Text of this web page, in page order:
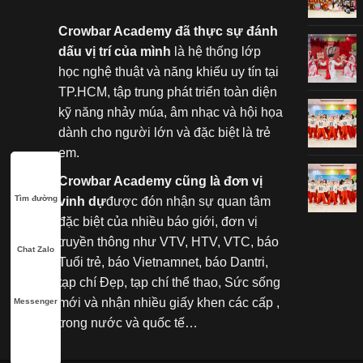
Crowbar Academy đã thực sự đánh
dấu vị trí của mình là hệ thống lớp
học nghệ thuật và năng khiếu uy tín tại
TP.HCM, tập trung phát triển toàn diện
kỹ năng nhảy múa, âm nhạc và hội họa
dành cho người lớn và đặc biệt là trẻ
em.
Crowbar Academy cũng là đơn vị
vinh dựđược đón nhận sự quan tâm
đặc biệt của nhiều báo giới, đơn vị
truyền thông như VTV, HTV, VTC, báo
Tuổi trẻ, báo Vietnamnet, báo Dantri,
tạp chí Đẹp, tạp chí thể thao, Sức sống
mới và nhận nhiều giấy khen các cấp ,
trong nước và quốc tế…
Tìm đường
Chat Zalo
Messenger